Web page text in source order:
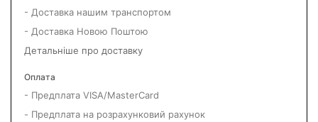
- Доставка нашим транспортом
- Доставка Новою Поштою
Детальніше про доставку
Оплата
- Предплата VISA/MasterCard
- Предплата на розрахунковий рахунок